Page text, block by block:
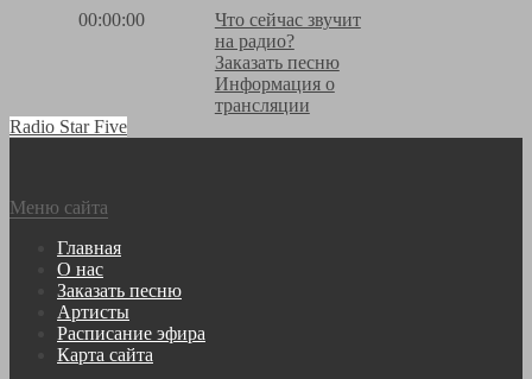
00:00:00
Что сейчас звучит
на радио?
Заказать песню
Информация о
трансляции
Radio Star Five
Меню сайта
Главная
О нас
Заказать песню
Артисты
Расписание эфира
Карта сайта